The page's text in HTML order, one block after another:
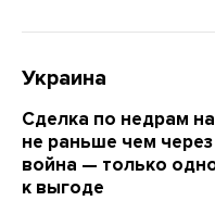
Украина
Сделка по недрам
не раньше чем
война — только
к выгоде